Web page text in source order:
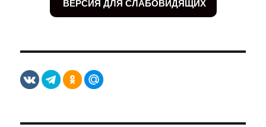
ВЕРСИЯ ДЛЯ СЛАБОВИДЯЩИХ